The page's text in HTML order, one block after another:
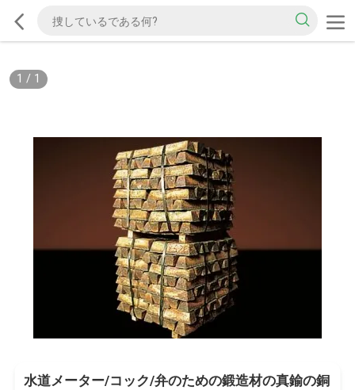
1 / 1
水道メーター/コック/弁のための鍛造材の真鍮の銅